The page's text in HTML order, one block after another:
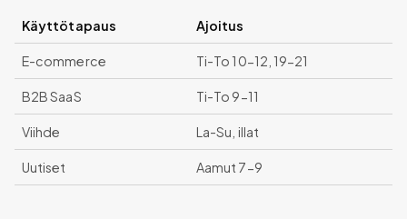
Käyttötapaus Ajoitus
E-commerce Ti-To 10-12, 19-21
B2B SaaS Ti-To 9-11
Viihde La-Su, illat
Uutiset Aamut 7-9